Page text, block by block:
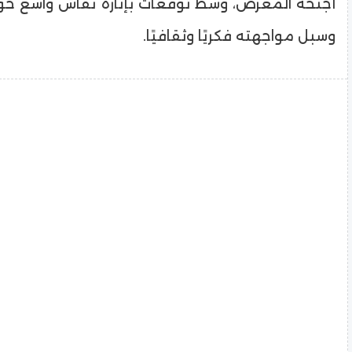
أجنحة المعرض، وسط توقعات بإثارة نقاش واسع
وسبل مواجهته فكريًا وثقافيًا.